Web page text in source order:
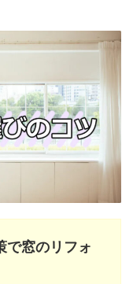
で窓のリフォ